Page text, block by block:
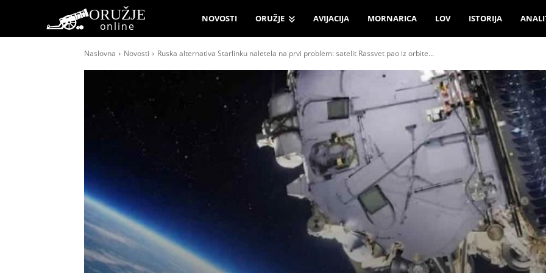
ORUŽJE
online
NOVOSTI ORUŽJE AVIJACIJA MORNARICA LOV ISTORIJA
Naslovna Novosti Ruska alternativa Starlinku naletela na prvi problem: satelit Rassvet pao iz orbite...